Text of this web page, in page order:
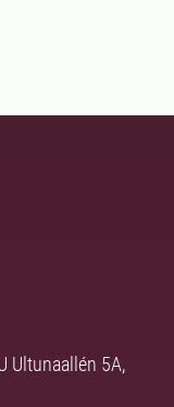
Ultunaallén 5A,